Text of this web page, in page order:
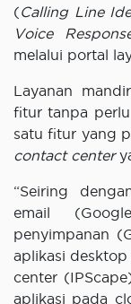
(Calling Line
Voice
melalui portal
Layanan
fitur tanpa
satu fitur yang
contact center
“Seiring
email
penyimpanan
aplikasi
center
aplikasi pada